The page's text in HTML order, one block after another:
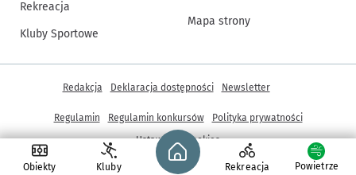
Obiekty Kluby
Strona główna - wroclaw.pl
Rekreacja Powietrze
Rekreacja
Kluby Sportowe
Mapa strony
© Copyright 2005-2026, ARAW S.A., Gmina Wrocław
Inne informacje
Redakcja Deklaracja dostępności Newsletter
Regulamin Regulamin konkursów
Polityka prywatności
Ustawienia cookies